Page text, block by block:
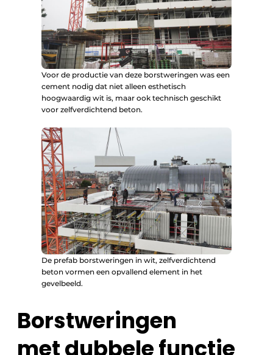
Voor de productie van deze borstweringen was een
cement nodig dat niet alleen esthetisch
hoogwaardig wit is, maar ook technisch geschikt
voor zelfverdichtend beton.
De prefab borstweringen in wit, zelfverdichtend
beton vormen een opvallend element in het
gevelbeeld.
Borstweringen
met dubbele functie